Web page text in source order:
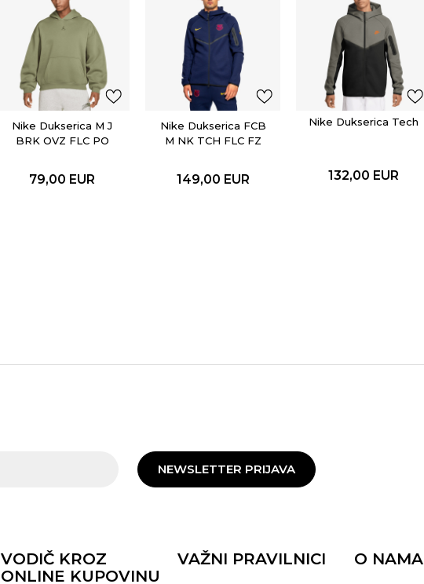
Nike Dukserica M J
BRK OVZ FLC PO
79,00 EUR
Nike Dukserica FCB
M NK TCH FLC FZ
149,00 EUR
Nike Dukserica Tech
132,00 EUR
NEWSLETTER PRIJAVA
VODIČ KROZ
ONLINE KUPOVINU
VAŽNI PRAVILNICI O NAMA